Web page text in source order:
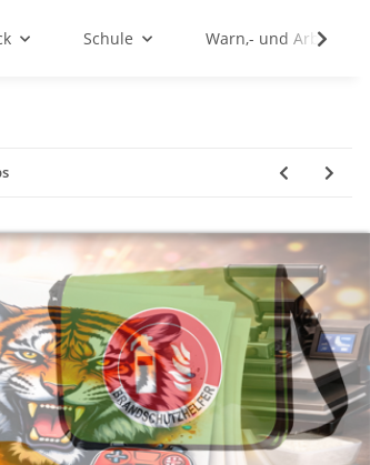
Schule Warn,- und